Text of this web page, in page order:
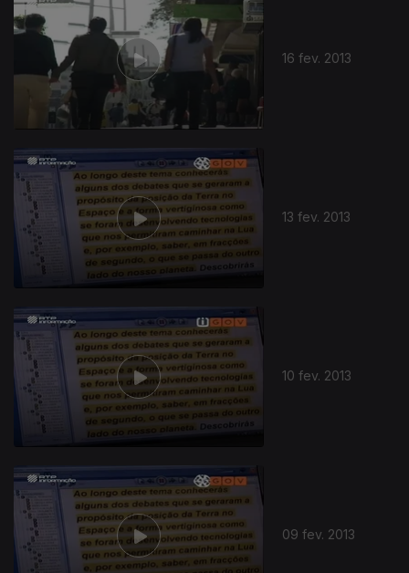
16 fev. 2013
13 fev. 2013
10 fev. 2013
09 fev. 2013